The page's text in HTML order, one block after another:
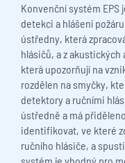
Konvenční systém EPS
detekci a hlášení
ústředny, která
hlásičů, a z
která upozorňují na
rozdělen na smyčky,
detektory a ručními
ústředně a má
identifikovat, ve které
ručního hlásiče, a